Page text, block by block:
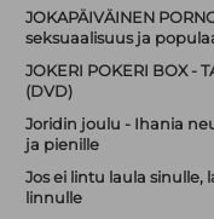
JOKAPÄIVÄINEN
seksuaalisuus ja
JOKERI POKERI BOX -
(DVD)
Joridin joulu - Ihania
ja pienille
Jos ei lintu laula sinulle,
linnulle